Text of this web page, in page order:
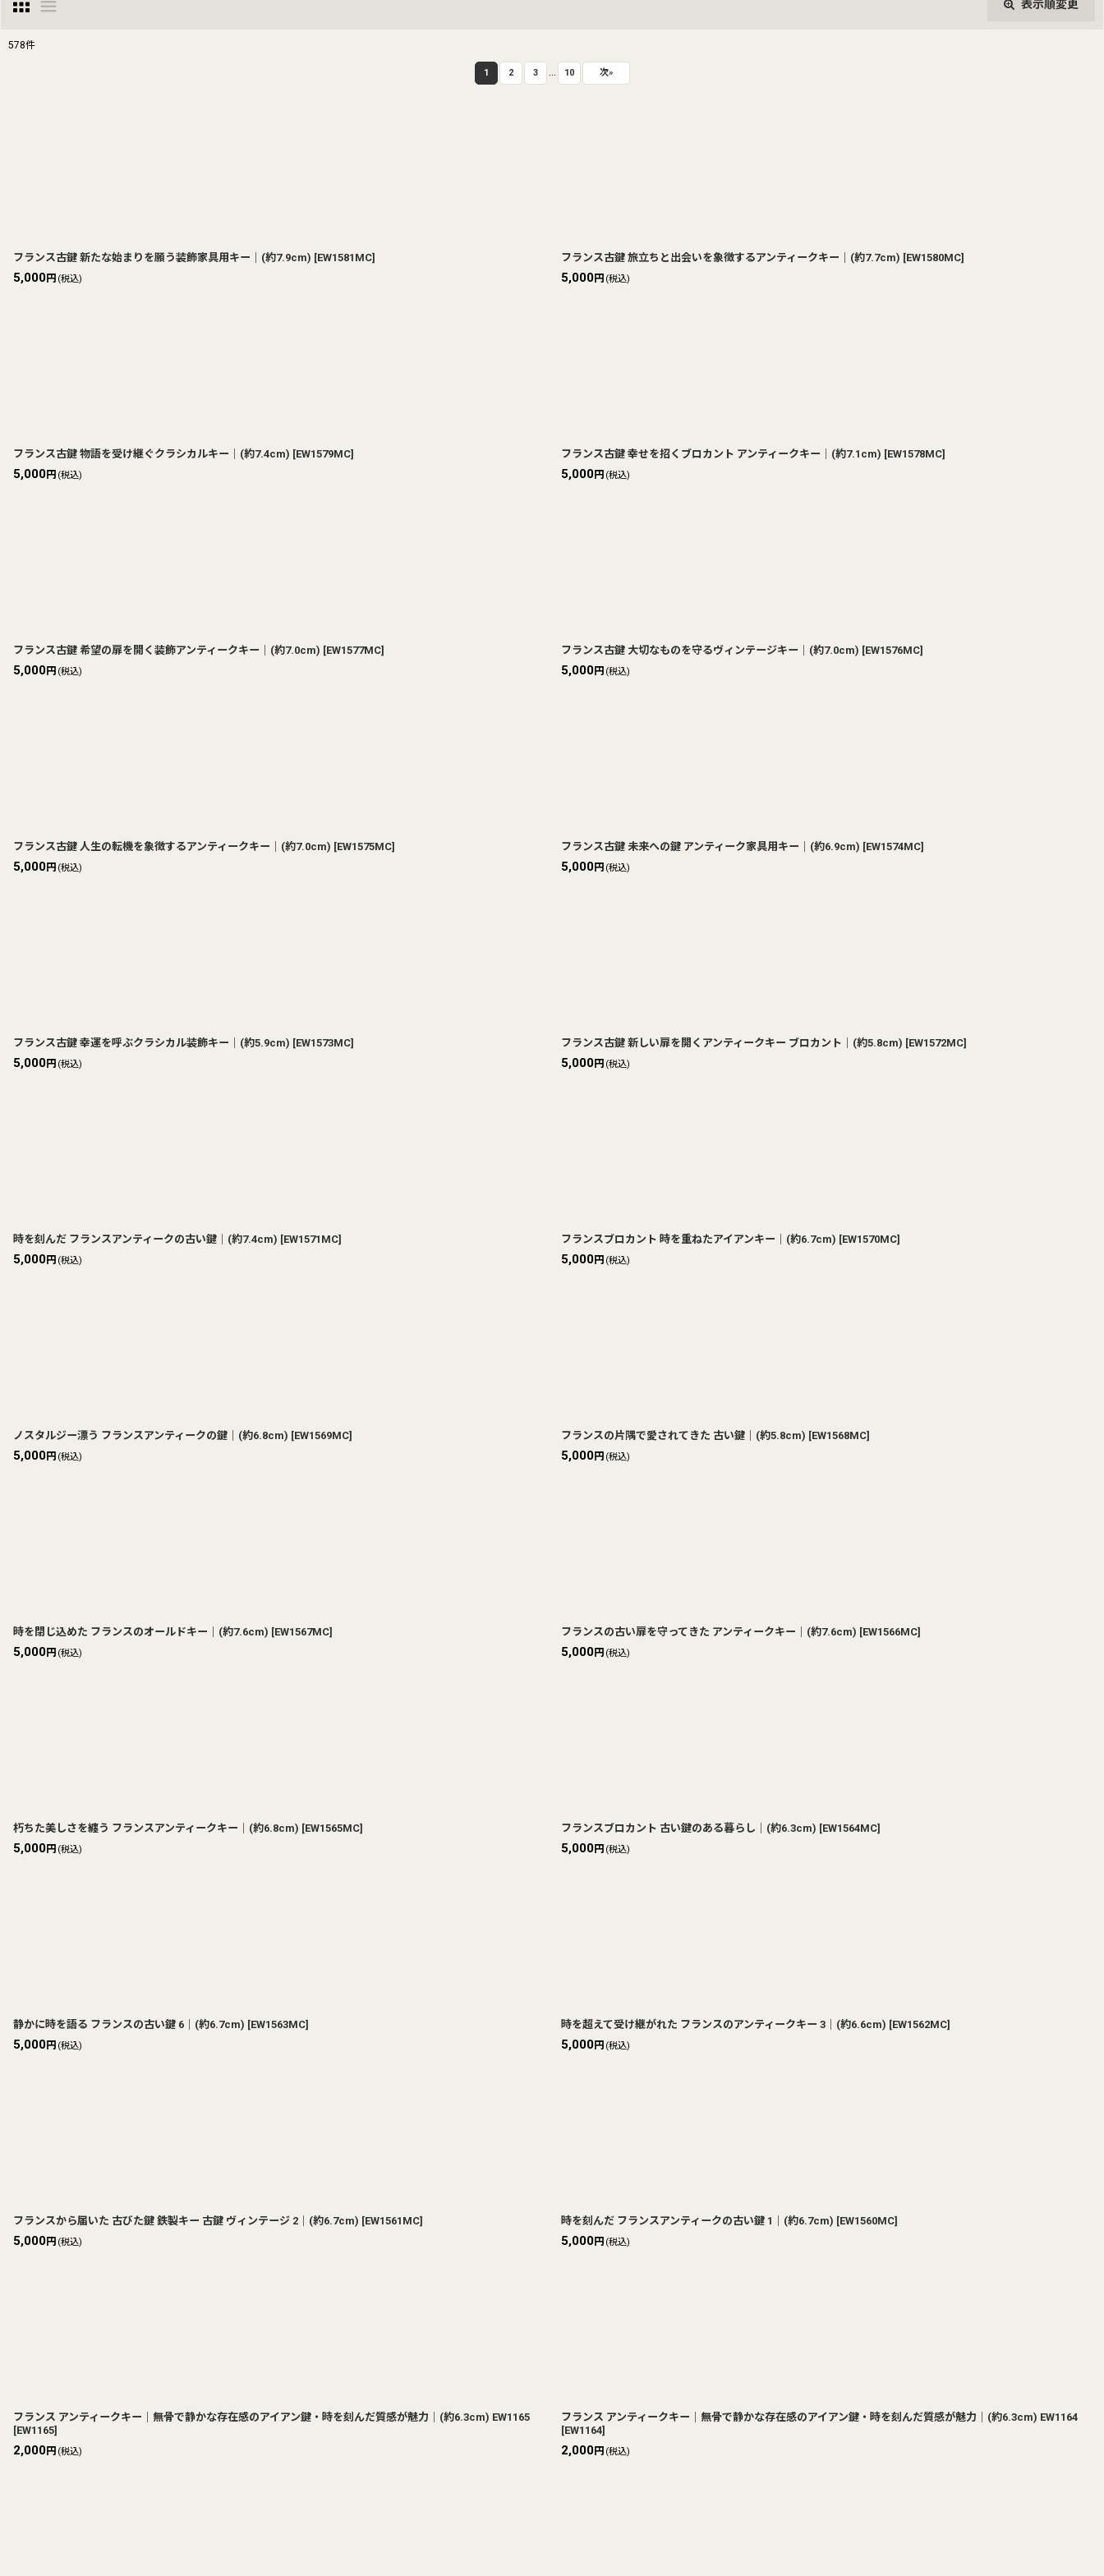
表示順変更
578件
1 2 3 10 次»
フランス古鍵 新たな始まりを願う装飾家具用キー｜(約7.9cm) [EW1581MC]
5,000円 (税込)
フランス古鍵 旅立ちと出会いを象徴するアンティークキー｜(約7.7cm) [EW1580MC]
5,000円 (税込)
フランス古鍵 物語を受け継ぐクラシカルキー｜(約7.4cm) [EW1579MC]
5,000円 (税込)
フランス古鍵 幸せを招くブロカント アンティークキー｜(約7.1cm) [EW1578MC]
5,000円 (税込)
フランス古鍵 希望の扉を開く装飾アンティークキー｜(約7.0cm) [EW1577MC]
5,000円 (税込)
フランス古鍵 大切なものを守るヴィンテージキー｜(約7.0cm) [EW1576MC]
5,000円 (税込)
フランス古鍵 人生の転機を象徴するアンティークキー｜(約7.0cm) [EW1575MC]
5,000円 (税込)
フランス古鍵 未来への鍵 アンティーク家具用キー｜(約6.9cm) [EW1574MC]
5,000円 (税込)
フランス古鍵 幸運を呼ぶクラシカル装飾キー｜(約5.9cm) [EW1573MC]
5,000円 (税込)
フランス古鍵 新しい扉を開くアンティークキー ブロカント｜(約5.8cm) [EW1572MC]
5,000円 (税込)
時を刻んだ フランスアンティークの古い鍵｜(約7.4cm) [EW1571MC]
5,000円 (税込)
フランスブロカント 時を重ねたアイアンキー｜(約6.7cm) [EW1570MC]
5,000円 (税込)
ノスタルジー漂う フランスアンティークの鍵｜(約6.8cm) [EW1569MC]
5,000円 (税込)
フランスの片隅で愛されてきた 古い鍵｜(約5.8cm) [EW1568MC]
5,000円 (税込)
時を閉じ込めた フランスのオールドキー｜(約7.6cm) [EW1567MC]
5,000円 (税込)
フランスの古い扉を守ってきた アンティークキー｜(約7.6cm) [EW1566MC]
5,000円 (税込)
朽ちた美しさを纏う フランスアンティークキー｜(約6.8cm) [EW1565MC]
5,000円 (税込)
フランスブロカント 古い鍵のある暮らし｜(約6.3cm) [EW1564MC]
5,000円 (税込)
静かに時を語る フランスの古い鍵 6｜(約6.7cm) [EW1563MC]
5,000円 (税込)
時を超えて受け継がれた フランスのアンティークキー 3｜(約6.6cm) [EW1562MC]
5,000円 (税込)
フランスから届いた 古びた鍵 鉄製キー 古鍵 ヴィンテージ 2｜(約6.7cm) [EW1561MC]
5,000円 (税込)
時を刻んだ フランスアンティークの古い鍵 1｜(約6.7cm) [EW1560MC]
5,000円 (税込)
フランス アンティークキー｜無骨で静かな存在感のアイアン鍵・時を刻んだ質感が魅力｜(約6.3cm) EW1165
[EW1165]
2,000円 (税込)
フランス アンティークキー｜無骨で静かな存在感のアイアン鍵・時を刻んだ質感が魅力｜(約6.3cm) EW1164
[EW1164]
2,000円 (税込)